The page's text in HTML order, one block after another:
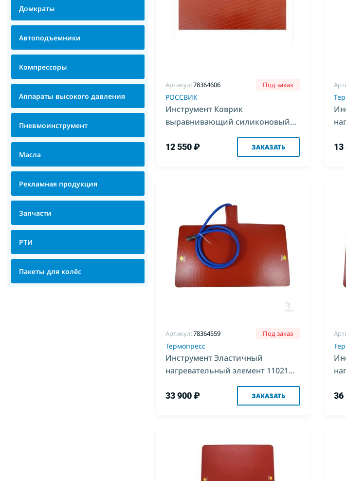
Домкраты
Автоподъемники
Компрессоры
Аппараты высокого давления
Пневмоинструмент
Масла
Рекламная продукция
Запчасти
РТИ
Пакеты для колёс
Артикул:78364606 Под заказ
РОССВИК
Инструмент Коврик
выравнивающий силиконовый
12 550 ₽ ЗАКАЗАТЬ 13
Артикул:78364559 Под заказ
Термопресс
Инструмент Эластичный
нагревательный элемент 11021
33 900 ₽ ЗАКАЗАТЬ 36